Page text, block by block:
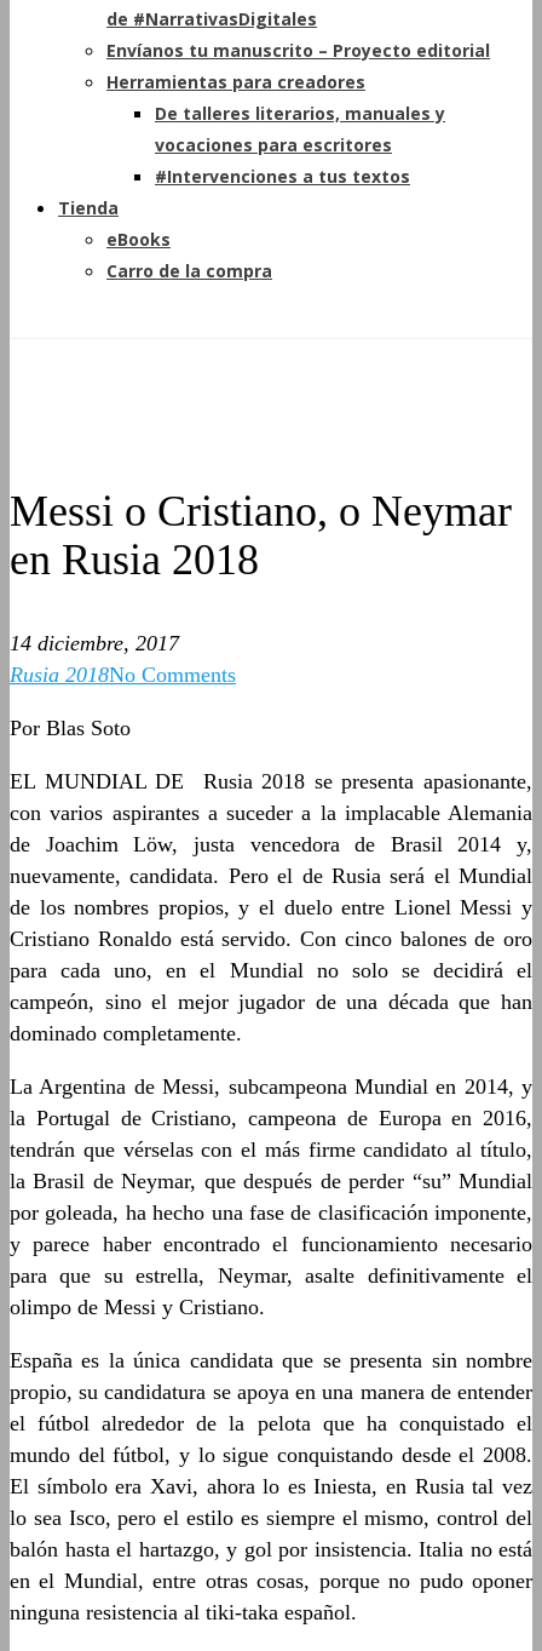
de #NarrativasDigitales
Envíanos tu manuscrito – Proyecto editorial
Herramientas para creadores
De talleres literarios, manuales y
vocaciones para escritores
#Intervenciones a tus textos
Tienda
eBooks
Carro de la compra
Messi o Cristiano, o Neymar
en Rusia 2018
14 diciembre, 2017
Rusia 2018No Comments
Por Blas Soto
EL MUNDIAL DE Rusia 2018 se presenta apasionante,
con varios aspirantes a suceder a la implacable Alemania
de Joachim Löw, justa vencedora de Brasil 2014 y,
nuevamente, candidata. Pero el de Rusia será el Mundial
de los nombres propios, y el duelo entre Lionel Messi y
Cristiano Ronaldo está servido. Con cinco balones de oro
para cada uno, en el Mundial no solo se decidirá el
campeón, sino el mejor jugador de una década que han
dominado completamente.
La Argentina de Messi, subcampeona Mundial en 2014, y
la Portugal de Cristiano, campeona de Europa en 2016,
tendrán que vérselas con el más firme candidato al título,
la Brasil de Neymar, que después de perder “su” Mundial
por goleada, ha hecho una fase de clasificación imponente,
y parece haber encontrado el funcionamiento necesario
para que su estrella, Neymar, asalte definitivamente el
olimpo de Messi y Cristiano.
España es la única candidata que se presenta sin nombre
propio, su candidatura se apoya en una manera de entender
el fútbol alrededor de la pelota que ha conquistado el
mundo del fútbol, y lo sigue conquistando desde el 2008.
El símbolo era Xavi, ahora lo es Iniesta, en Rusia tal vez
lo sea Isco, pero el estilo es siempre el mismo, control del
balón hasta el hartazgo, y gol por insistencia. Italia no está
en el Mundial, entre otras cosas, porque no pudo oponer
ninguna resistencia al tiki-taka español.